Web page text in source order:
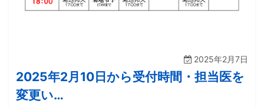
2025年2月7日
2025年2月10日から受付時間・担当医を
変更い…